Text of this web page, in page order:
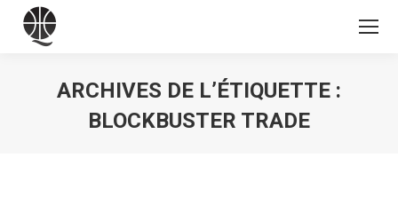
ARCHIVES DE L’ÉTIQUETTE :
BLOCKBUSTER TRADE